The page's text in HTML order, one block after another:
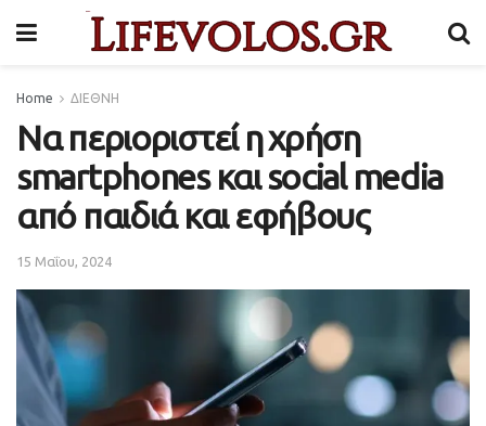
Home ΔΙΕΘΝΗ
Να περιοριστεί η χρήση
smartphones και social media
από παιδιά και εφήβους
15 Μαΐου, 2024